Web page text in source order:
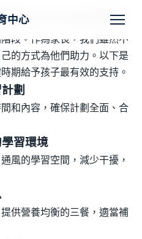
中心
刺的10大考試策略
段。作為家長，我們雖然不
的方式為他們助力。以下是
期給予孩子最有效的支持。
劃
和內容，確保計劃全面、合
習環境
風的學習空間，減少干擾，
供營養均衡的三餐，適當補